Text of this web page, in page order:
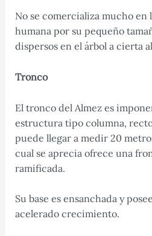
No se comercializa mucho en
humana por su pequeño
dispersos en el árbol a cierta
Tronco
El tronco del Almez es
estructura tipo columna,
puede llegar a medir 20
cual se aprecia ofrece una
ramificada.
Su base es ensanchada y
acelerado crecimiento.